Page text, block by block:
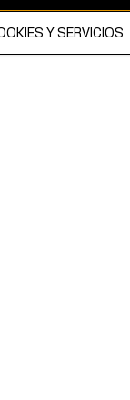
copyright y es
Y SERVICIOS